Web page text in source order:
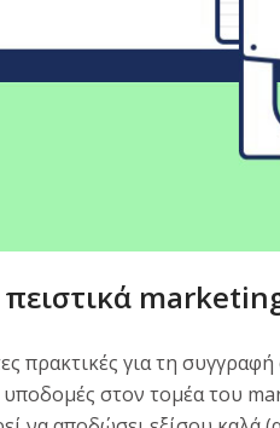
πρακτικές για τη
υποδομές στον τομέα του